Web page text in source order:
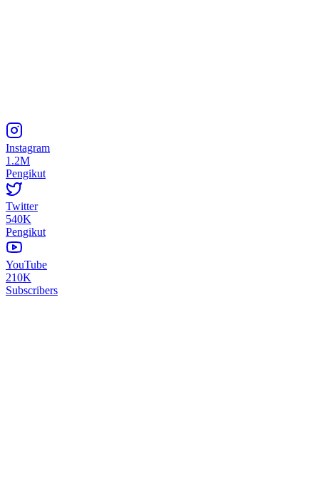
Instagram
1.2M
Pengikut
Twitter
540K
Pengikut
YouTube
210K
Subscribers